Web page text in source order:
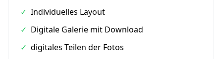
✓ Individuelles Layout
✓ Digitale Galerie mit Download
✓ digitales Teilen der Fotos